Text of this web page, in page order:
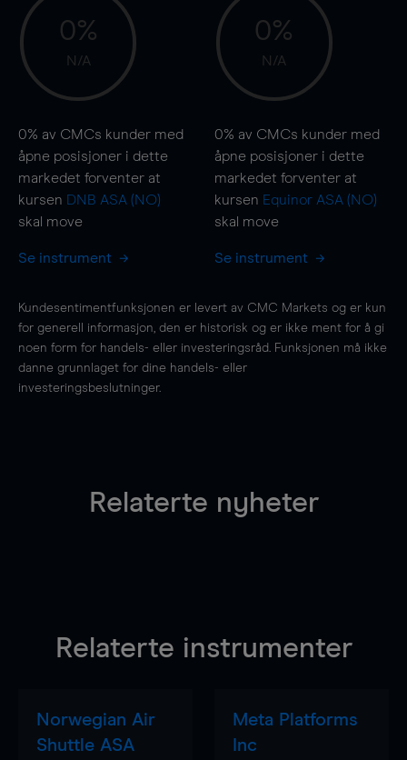
0%
N/A
0% av CMCs kunder med
åpne posisjoner i dette
markedet forventer at
kursen DNB ASA (NO)
skal move
Se instrument
0%
N/A
0% av CMCs kunder med
åpne posisjoner i dette
markedet forventer at
kursen Equinor ASA (NO)
skal move
Se instrument
Kundesentimentfunksjonen er levert av CMC Markets og er kun
for generell informasjon, den er historisk og er ikke ment for å gi
noen form for handels- eller investeringsråd. Funksjonen må ikke
danne grunnlaget for dine handels- eller
investeringsbeslutninger.
Relaterte nyheter
Relaterte instrumenter
Norwegian Air
Shuttle ASA
Meta Platforms
Inc